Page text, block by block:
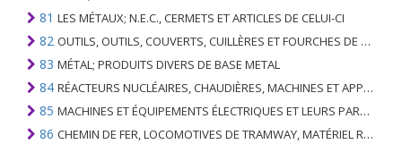
81 LES MÉTAUX; N.E.C., CERMETS ET ARTICLES DE CELUI-CI
82 OUTILS, OUTILS, COUVERTS, CUILLÈRES ET FOURCHES DE MÉTAUX DE BASE; PARTIES DE CELLES-CI, EN METAL DE BASE
83 MÉTAL; PRODUITS DIVERS DE BASE METAL
84 RÉACTEURS NUCLÉAIRES, CHAUDIÈRES, MACHINES ET APPAREILS MÉCANIQUES; PARTIES DE CELLES-CI
85 MACHINES ET ÉQUIPEMENTS ÉLECTRIQUES ET LEURS PARTIES; ENREGISTREURS ET REPRODUCTEURS SONORES; APPAREILS D'ENREGISTREMENT OU DE REPRODUCTION DES IMAGES ET DU SON EN TÉLÉVISION, PIÈCES ET ACCESSOIRES DE TELS ARTICLES
86 CHEMIN DE FER, LOCOMOTIVES DE TRAMWAY, MATÉRIEL ROULANT ET LEURS PARTIES; RACCORDS DE CHEMIN DE FER OU DE TRAMWAY ET RACCORDS ET PIÈCES DE CELLES-CI; ÉQUIPEMENT DE SIGNALISATION DE TRAFIC MÉCANIQUE (Y COMPRIS ÉLECTRO-MÉCANIQUE) DE TOUS TYPES